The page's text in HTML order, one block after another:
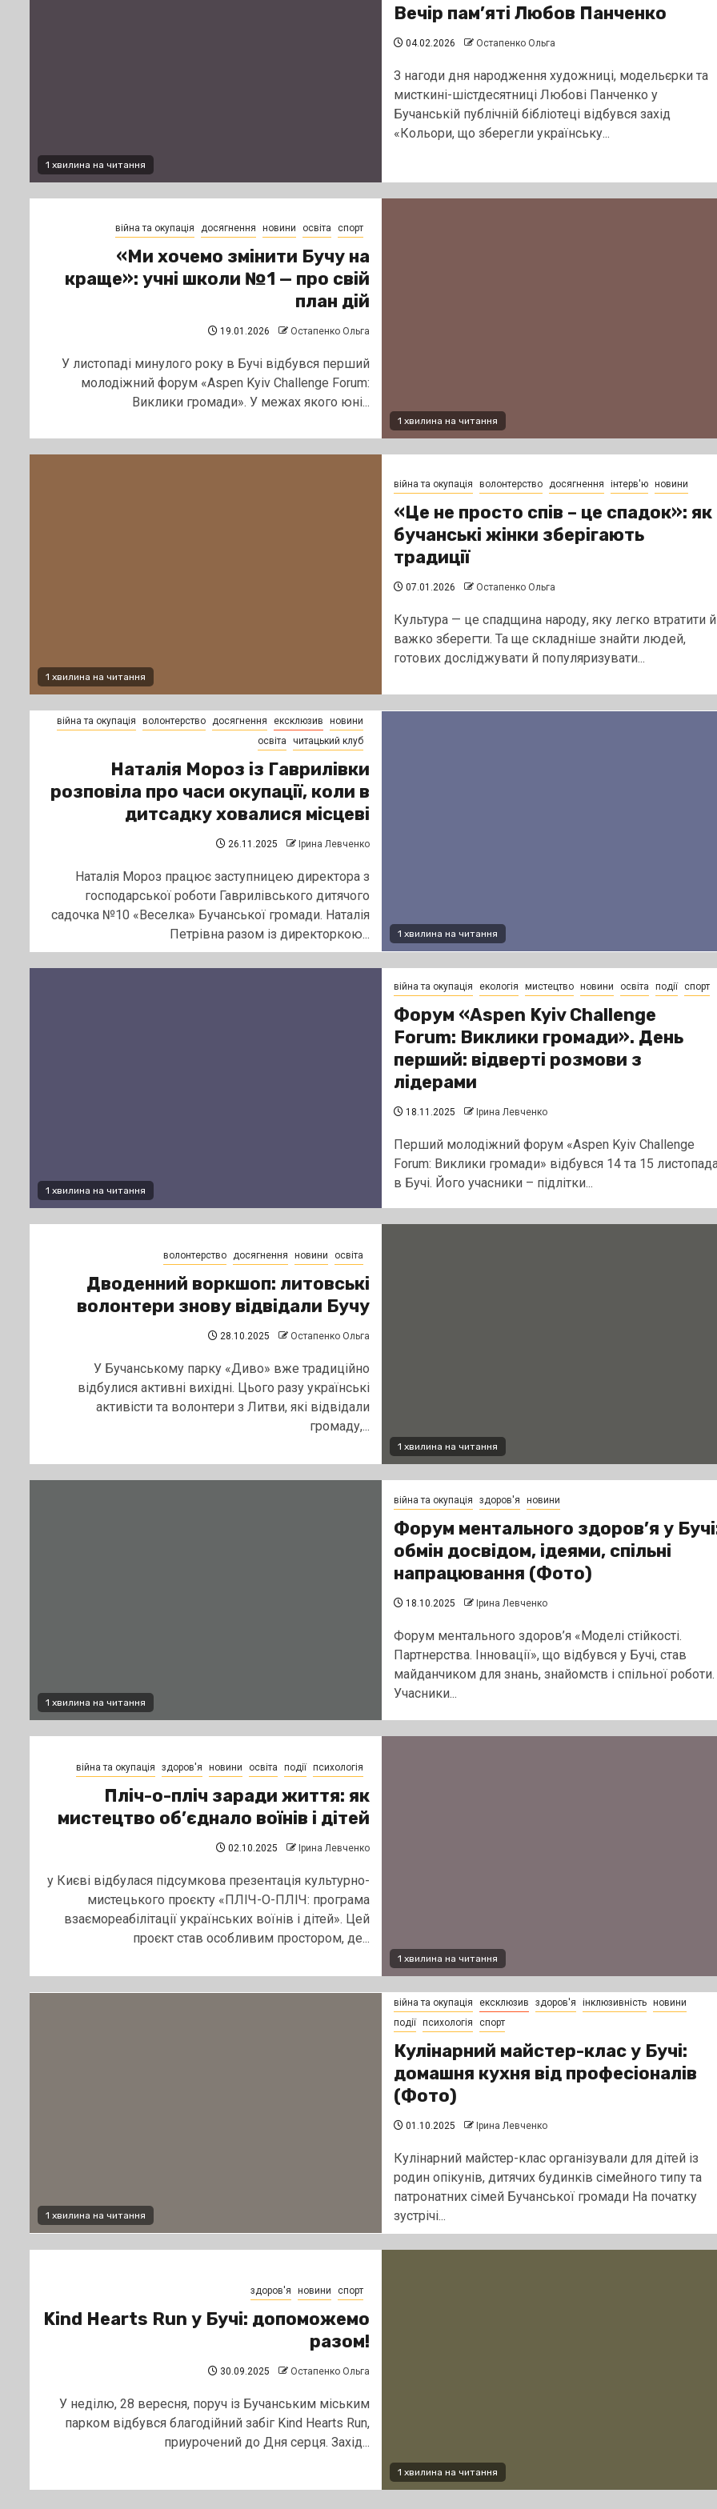
1 хвилина на читання
Вечір пам’яті Любов Панченко
04.02.2026 Остапенко Ольга
З нагоди дня народження художниці, модельєрки та
мисткині-шістдесятниці Любові Панченко у
Бучанській публічній бібліотеці відбувся захід
«Кольори, що зберегли українську...
1 хвилина на читання
війна та окупація досягнення новини освіта спорт
«Ми хочемо змінити Бучу на
краще»: учні школи №1 — про свій
план дій
19.01.2026 Остапенко Ольга
У листопаді минулого року в Бучі відбувся перший
молодіжний форум «Aspen Kyiv Challenge Forum:
Виклики громади». У межах якого юні...
1 хвилина на читання
війна та окупація волонтерство досягнення інтерв'ю новини
«Це не просто спів – це спадок»: як
бучанські жінки зберігають
традиції
07.01.2026 Остапенко Ольга
Культура — це спадщина народу, яку легко втратити й
важко зберегти. Та ще складніше знайти людей,
готових досліджувати й популяризувати...
1 хвилина на читання
війна та окупація волонтерство досягнення ексклюзив
новини
освіта
читацький клуб
Наталія Мороз із Гаврилівки
розповіла про часи окупації, коли в
дитсадку ховалися місцеві
26.11.2025 Ірина Левченко
Наталія Мороз працює заступницею директора з
господарської роботи Гаврилівського дитячого
садочка №10 «Веселка» Бучанської громади. Наталія
Петрівна разом із директоркою...
1 хвилина на читання
війна та окупація екологія мистецтво новини освіта події спорт
Форум «Aspen Kyiv Challenge
Forum: Виклики громади». День
перший: відверті розмови з
лідерами
18.11.2025 Ірина Левченко
Перший молодіжний форум «Aspen Kyiv Challenge
Forum: Виклики громади» відбувся 14 та 15
в Бучі. Його учасники – підлітки...
1 хвилина на читання
волонтерство досягнення новини освіта
Дводенний воркшоп: литовські
волонтери знову відвідали Бучу
28.10.2025 Остапенко Ольга
У Бучанському парку «Диво» вже традиційно
відбулися активні вихідні. Цього разу українські
активісти та волонтери з Литви, які відвідали
громаду,...
1 хвилина на читання
війна та окупація здоров'я новини
Форум ментального здоров’я у
обмін досвідом, ідеями, спільні
напрацювання (Фото)
18.10.2025 Ірина Левченко
Форум ментального здоров’я «Моделі стійкості.
Партнерства. Інновації», що відбувся у Бучі, став
майданчиком для знань, знайомств і спільної роботи.
Учасники...
1 хвилина на читання
війна та окупація здоров'я новини освіта події психологія
Пліч-о-пліч заради життя: як
мистецтво об’єднало воїнів і дітей
02.10.2025 Ірина Левченко
у Києві відбулася підсумкова презентація культурно-
мистецького проєкту «ПЛІЧ-О-ПЛІЧ: програма
взаємореабілітації українських воїнів і дітей». Цей
проєкт став особливим простором, де...
1 хвилина на читання
війна та окупація ексклюзив здоров'я інклюзивність
новини
події
психологія спорт
Кулінарний майстер-клас у Бучі:
домашня кухня від професіоналів
(Фото)
01.10.2025 Ірина Левченко
Кулінарний майстер-клас організували для дітей із
родин опікунів, дитячих будинків сімейного типу та
патронатних сімей Бучанської громади На початку
зустрічі...
1 хвилина на читання
здоров'я новини спорт
Kind Hearts Run у Бучі: допоможемо
разом!
30.09.2025 Остапенко Ольга
У неділю, 28 вересня, поруч із Бучанським міським
парком відбувся благодійний забіг Kind Hearts Run,
приурочений до Дня серця. Захід...